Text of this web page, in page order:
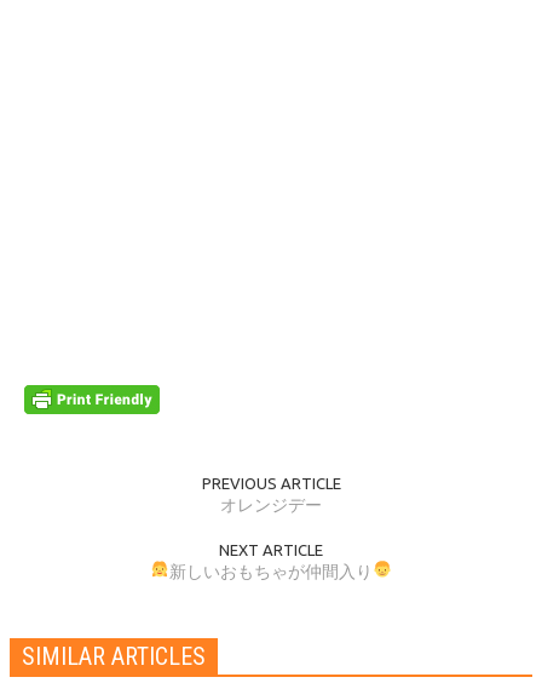
PREVIOUS ARTICLE
オレンジデー
NEXT ARTICLE
新しいおもちゃが仲間入り
SIMILAR ARTICLES